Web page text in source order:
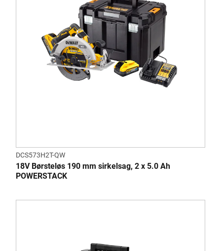
DCS573H2T-QW
18V Børsteløs 190 mm sirkelsag, 2 x 5.0 Ah
POWERSTACK